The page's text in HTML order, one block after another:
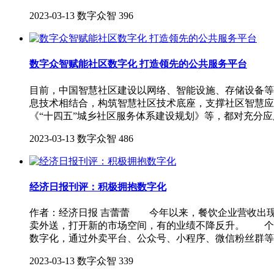
2023-03-13 数字众智 396
数字众智赋能社区数字化 打造领先的公共服务平台
目前，中国智慧社区建设以网络、智能设施、存储设备
息技术相结合，构筑智慧社区技术底座，支撑社区智慧
《“十四五”城乡社区服务体系建设规划》等，都对充分
2023-03-13 数字众智 486
经济日报刊评：积极拥抱数字化
作者：经济日报 吉蕾蕾 今年以来，餐饮企业营收出现
卖外送，打开新的市场空间，有的业绩不降反升。 个
数字化，通过外卖平台、公众号、小程序、微信粉丝群
2023-03-13 数字众智 339